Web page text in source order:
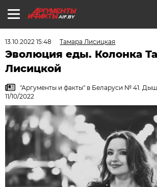
AIF.BY
13.10.2022 15:48 Тамара Лисицкая
Эволюция еды. Колонка
Лисицкой
"Аргументы и факты" в Беларуси № 41.
11/10/2022